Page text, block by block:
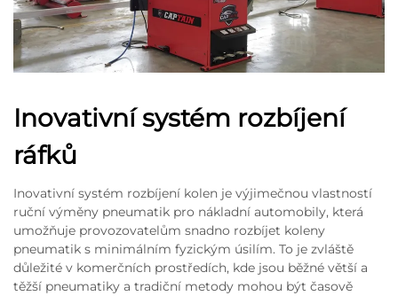
Inovativní systém rozbíjení
ráfků
Inovativní systém rozbíjení kolen je výjimečnou vlastností
ruční výměny pneumatik pro nákladní automobily, která
umožňuje provozovatelům snadno rozbíjet koleny
pneumatik s minimálním fyzickým úsilím. To je zvláště
důležité v komerčních prostředích, kde jsou běžné větší a
těžší pneumatiky a tradiční metody mohou být časově